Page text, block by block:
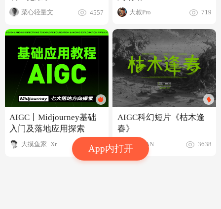
App内打开
菜心轻量文 4557
AIGC丨Midjourney基础
入门及落地应用探索
大摸鱼家_Xr 6.6w
大叔Pro 719
AIGC科幻短片《枯木逢
春》
煲仔FAN 3638